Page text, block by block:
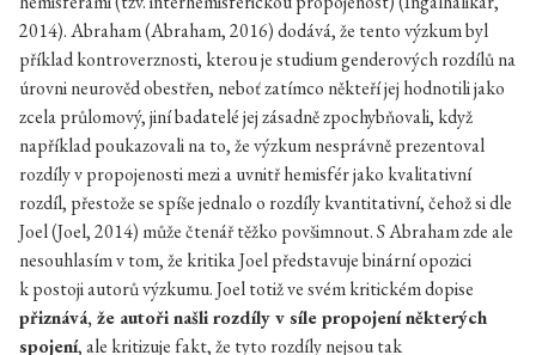
2014). Abraham (Abraham, 2016) dodává, že tento výzkum byl
příklad kontroverznosti, kterou je studium genderových rozdílů na
úrovni neurověd obestřen, neboť zatímco někteří jej hodnotili jako
zcela průlomový, jiní badatelé jej zásadně zpochybňovali, když
například poukazovali na to, že výzkum nesprávně prezentoval
rozdíly v propojenosti mezi a uvnitř hemisfér jako kvalitativní
rozdíl, přestože se spíše jednalo o rozdíly kvantitativní, čehož si dle
Joel (Joel, 2014) může čtenář těžko povšimnout. S Abraham zde ale
nesouhlasím v tom, že kritika Joel představuje binární opozici
k postoji autorů výzkumu. Joel totiž ve svém kritickém dopise
přiznává, že autoři našli rozdíly v síle propojení některých
spojení, ale kritizuje fakt, že tyto rozdíly nejsou tak